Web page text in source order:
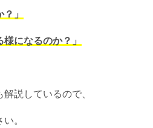
」
になるのか？」
解説しているので、
。